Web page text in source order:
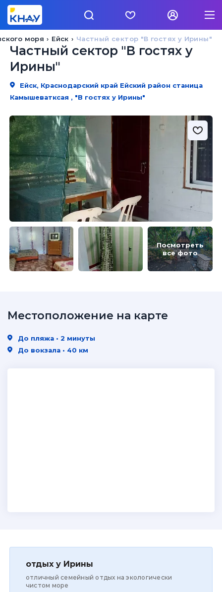
Частный сектор "В гостях у Ирины"
Ейск
моря
Частный сектор "В гостях у
Ирины"
Ейск, Краснодарский край Ейский район станица
Камышеватксая , "В гостях у Ирины"
Посмотреть
все фото
отдых у Ирины
отличный семейный отдых на экологически
чистом море
Местоположение на карте
До пляжа • 2 минуты
До вокзала • 40 км